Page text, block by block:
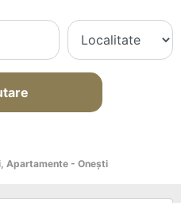
Apartamente - Oneşti